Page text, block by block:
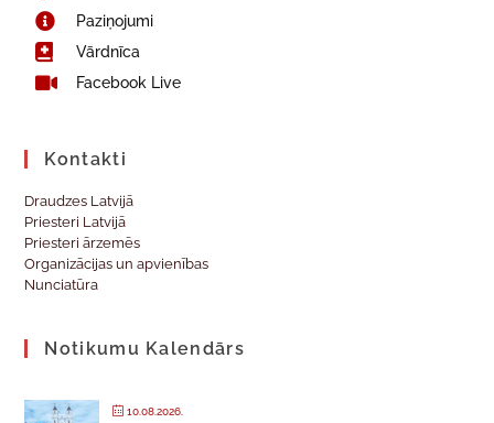
Paziņojumi
Vārdnīca
Facebook Live
Kontakti
Draudzes Latvijā
Priesteri Latvijā
Priesteri ārzemēs
Organizācijas un apvienības
Nunciatūra
Notikumu Kalendārs
10.08.2026.